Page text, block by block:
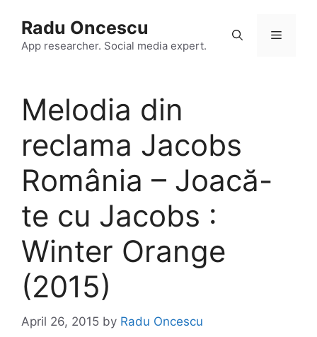
content
Radu Oncescu
App researcher. Social media expert.
Menu
Melodia din
reclama Jacobs
România – Joacă-
te cu Jacobs :
Winter Orange
(2015)
April 26, 2015 by Radu Oncescu